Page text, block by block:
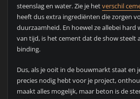
steenslag en water. Zie je hetverschil
heeft dus extra ingrediënten die zorgen
duurzaamheid. En hoewel ze allebei hard
van tijd, is het cement dat de show steelt
binding.
Dus, als je ooit in de bouwmarkt staat en
precies nodig hebt voor je project,
maakt alles mogelijk, maar beton is de